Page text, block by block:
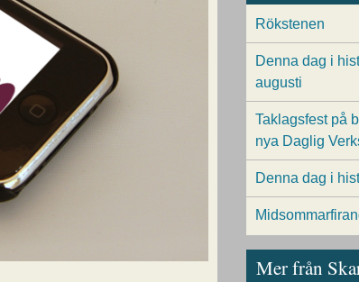
Rökstenen
Denna dag i
augusti
Taklagsfest på
nya Daglig
Denna dag i
Mer från